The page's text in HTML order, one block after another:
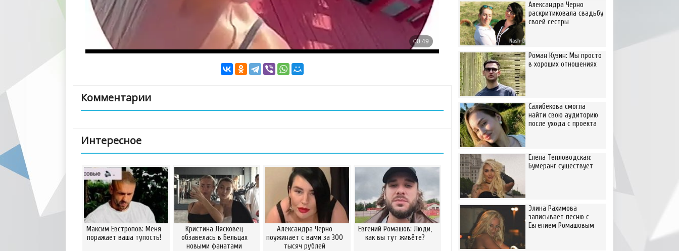
Комментарии
Интересное
Максим Евстропов: Меня
поражает ваша тупость!
Кристина Лясковец
обзавелась в Бельцах
новыми фанатами
Александра Черно
поужинает с вами за 300
тысяч рублей
Евгений Ромашов: Люди,
как вы тут живёте?
Александра Черно
раскритиковала свадьбу
своей сестры
Роман Кузин: Мы просто
в хороших отношениях
Салибекова смогла
найти свою аудиторию
после ухода с проекта
Елена Тепловодская:
Бумеранг существует
Элина Рахимова
записывает песню с
Евгением Ромашовым